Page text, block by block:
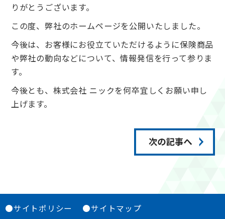
りがとうございます。
この度、弊社のホームページを公開いたしました。
今後は、お客様にお役立ていただけるように保険商品
や弊社の動向などについて、情報発信を行って参りま
す。
今後とも、株式会社 ニックを何卒宜しくお願い申し
上げます。
●サイトポリシー ●サイトマップ